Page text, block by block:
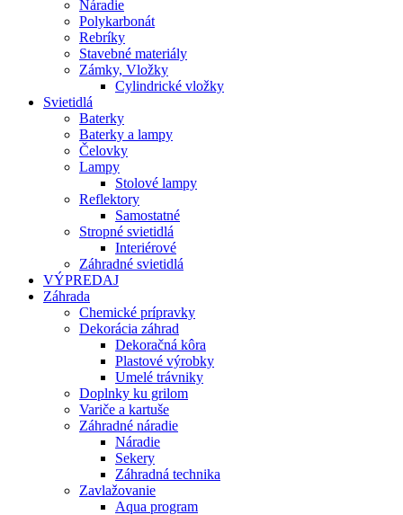
Náradie
Polykarbonát
Rebríky
Stavebné materiály
Zámky, Vložky
Cylindrické vložky
Svietidlá
Baterky
Baterky a lampy
Čelovky
Lampy
Stolové lampy
Reflektory
Samostatné
Stropné svietidlá
Interiérové
Záhradné svietidlá
VÝPREDAJ
Záhrada
Chemické prípravky
Dekorácia záhrad
Dekoračná kôra
Plastové výrobky
Umelé trávniky
Doplnky ku grilom
Variče a kartuše
Záhradné náradie
Náradie
Sekery
Záhradná technika
Zavlažovanie
Aqua program